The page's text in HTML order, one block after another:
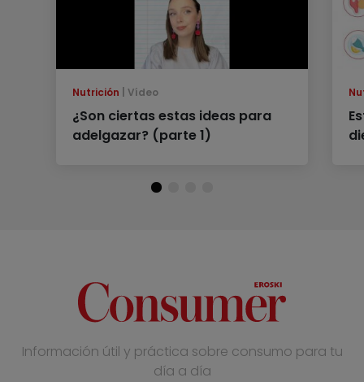
Nutrición Vídeo
¿Son ciertas estas ideas para
adelgazar? (parte 1)
Información útil y práctica sobre consumo para tu
día a día